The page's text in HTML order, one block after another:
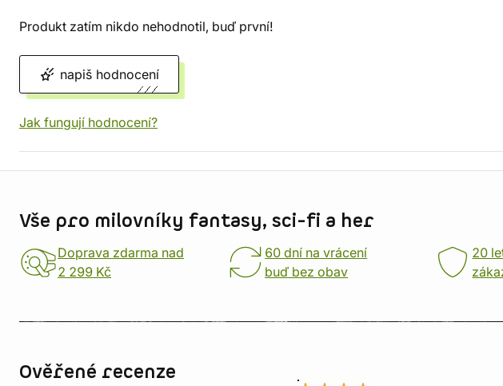
Produkt zatím nikdo nehodnotil, buď první!
napiš hodnocení
Jak fungují hodnocení?
Vše pro milovníky fantasy, sci-fi a her
Doprava zdarma nad
2 299 Kč
60 dní na vrácení
buď bez obav
20
Ověřené recenze